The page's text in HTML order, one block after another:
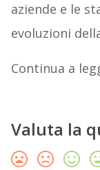
aziende e le
evoluzioni
Continua a
Valuta la